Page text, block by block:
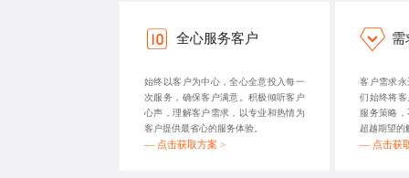
全心服务客户
始终以客户为中心，全心全意投入每一
次服务，确保客户满意。积极倾听客户
心声，理解客户需求，以专业和热情为
客户提供最省心的服务体验。
— 点击获取方案 >
需
客户需求
们始终将
服务策略
超越期望的
— 点击获